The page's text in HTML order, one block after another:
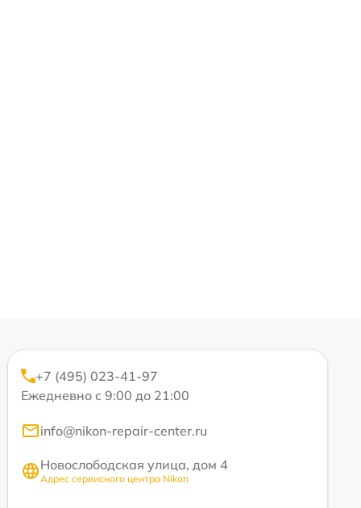
+7 (495) 023-41-97
Ежедневно с 9:00 до 21:00
info@nikon-repair-center.ru
Новослободская улица, дом 4
Адрес сервисного центра Nikon